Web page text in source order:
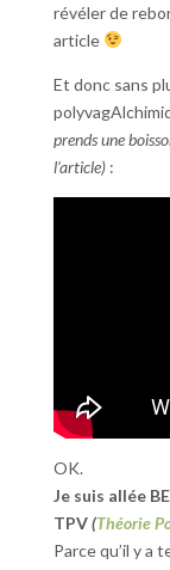
révéler de
article
Et donc sans
prends une
l’article):
OK.
Je suis allée
TPV(Théorie
Parce qu’il y a